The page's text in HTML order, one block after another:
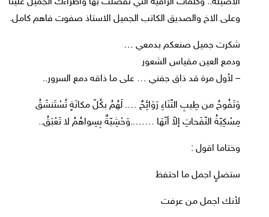
وعلى الاخ والصديق الكاتب الجميل الاستاذ صفوت فاهم كامل.
شكرت جميل صنعكم بدمعي …
ودمع العين مقياس الشعور
– لأول مرة قد ذاق جفني … على ما ذاقه دمع السرور..
وَتَفُوحُ من طِيبِ الثّنَاءِ رَوَائِحٌ …. لَهُمُ بكُلّ مكانَةٍ تُسْتَنشَقُ
مِسْكِيّةُ النّفَحاتِ إلاّ أنّهَا ……..وَحْشِيّةٌ بِسِواهُمُ لا تَعْبَقُ..
وختاما اقول :
ستضلٍ اجمل ما احتفظ
لأنك اجمل من عرفت